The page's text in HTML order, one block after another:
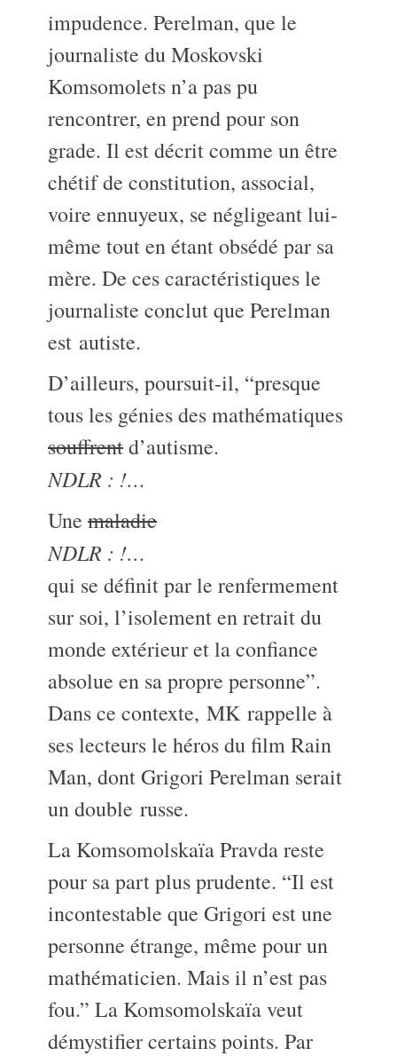
impudence. Perelman, que le
journaliste du Moskovski
Komsomolets n’a pas pu
rencontrer, en prend pour son
grade. Il est décrit comme un être
chétif de constitution, associal,
voire ennuyeux, se négligeant lui-
même tout en étant obsédé par sa
mère. De ces caractéristiques le
journaliste conclut que Perelman
est autiste.
D’ailleurs, poursuit-il, “presque
tous les génies des mathématiques
souffrentd’autisme.
NDLR : !…
Une maladie
NDLR : !…
qui se définit par le renfermement
sur soi, l’isolement en retrait du
monde extérieur et la confiance
absolue en sa propre personne”.
Dans ce contexte, MKrappelle à
ses lecteurs le héros du film Rain
Man, dont Grigori Perelman serait
un double russe.
La Komsomolskaïa Pravda reste
pour sa part plus prudente. “Il est
incontestable que Grigori est une
personne étrange, même pour un
mathématicien. Mais il n’est pas
fou.” La Komsomolskaïa veut
démystifier certains points. Par